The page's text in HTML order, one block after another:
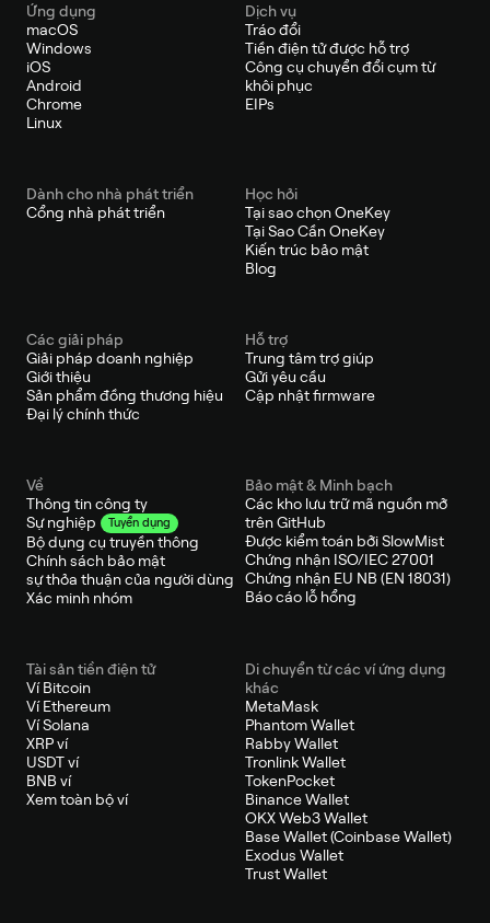
Ứng dụng
macOS
Windows
iOS
Android
Chrome
Linux
Dịch vụ
Tráo đổi
Tiền điện tử được hỗ trợ
Công cụ chuyển đổi cụm từ
khôi phục
EIPs
Dành cho nhà phát triển
Cổng nhà phát triển
Học hỏi
Tại sao chọn OneKey
Tại Sao Cần OneKey
Kiến trúc bảo mật
Blog
Các giải pháp
Giải pháp doanh nghiệp
Giới thiệu
Sản phẩm đồng thương hiệu
Đại lý chính thức
Hỗ trợ
Trung tâm trợ giúp
Gửi yêu cầu
Cập nhật firmware
Về
Thông tin công ty
Sự nghiệp
Tuyển dụng
Bộ dụng cụ truyền thông
Chính sách bảo mật
sự thỏa thuận của người dùng
Xác minh nhóm
Bảo mật & Minh bạch
Các kho lưu trữ mã nguồn mở
trên GitHub
Được kiểm toán bởi SlowMist
Chứng nhận ISO/IEC 27001
Chứng nhận EU NB (EN 18031)
Báo cáo lỗ hổng
Tài sản tiền điện tử
Ví Bitcoin
Ví Ethereum
Ví Solana
XRP ví
USDT ví
BNB ví
Xem toàn bộ ví
Di chuyển từ các ví ứng dụng
khác
MetaMask
Phantom Wallet
Rabby Wallet
Tronlink Wallet
TokenPocket
Binance Wallet
OKX Web3 Wallet
Base Wallet (Coinbase Wallet)
Exodus Wallet
Trust Wallet